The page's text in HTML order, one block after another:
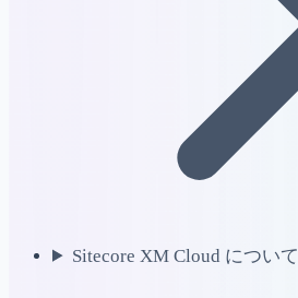
Sitecore XM Cloud について